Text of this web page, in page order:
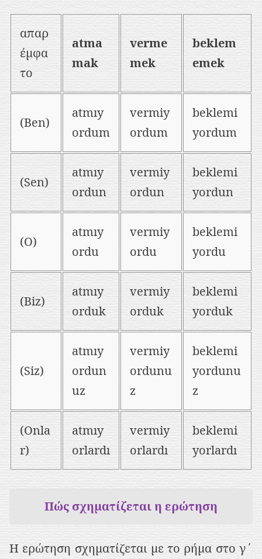
απαρ
έμφα
το
atma
mak
verme
mek
beklem
emek
(Ben)
atmıy
ordum
vermiy
ordum
beklemi
yordum
(Sen)
atmıy
ordun
vermiy
ordun
beklemi
yordun
(O)
atmıy
ordu
vermiy
ordu
beklemi
yordu
(Biz)
atmıy
orduk
vermiy
orduk
beklemi
yorduk
(Siz)
atmıy
ordun
uz
vermiy
ordunu
z
beklemi
yordunu
z
(Onla
r)
atmıy
orlardı
vermiy
orlardı
beklemi
yorlardı
Πώς σχηματίζεται η ερώτηση
Η ερώτηση σχηματίζεται με το ρήμα στο γ΄